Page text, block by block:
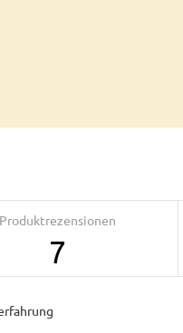
Produktrezensionen
7